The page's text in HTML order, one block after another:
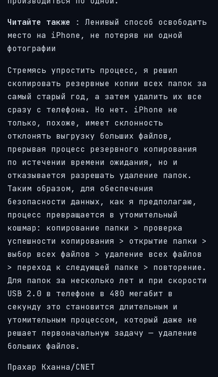
Читайте также : Ленивый способ освободить
место на iPhone, не потеряв ни одной
фотографии
Стремясь упростить процесс, я решил
скопировать резервные копии всех папок за
самый старый год, а затем удалить их все
сразу с телефона. Но нет. iPhone не
только, похоже, имеет склонность
отклонять выгрузку больших файлов,
прерывая процесс резервного копирования
по истечении времени ожидания, но и
отказывается разрешать удаление папок.
Таким образом, для обеспечения
безопасности данных, как я предполагаю,
процесс превращается в утомительный
кошмар: копирование папки > проверка
успешности копирования > открытие папки >
выбор всех файлов > удаление всех файлов
> переход к следующей папке > повторение.
Для папок за несколько лет и при скорости
USB 2.0 в телефоне в 480 мегабит в
секунду это становится длительным и
утомительным процессом, который даже не
решает первоначальную задачу — удаление
больших файлов.
Прахар Кханна/CNET